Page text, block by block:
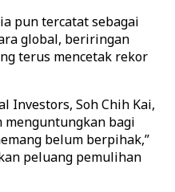
pun tercatat sebagai
global, beriringan
terus mencetak rekor
Investors, Soh Chih Kai,
bagi
belum berpihak,”
peluang pemulihan